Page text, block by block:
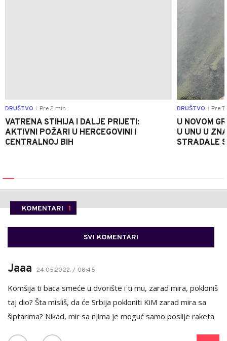
DRUŠTVO Pre 2 min
VATRENA STIHIJA I DALJE PRIJETI:
AKTIVNI POŽARI U HERCEGOVINI I
CENTRALNOJ BIH
DRUŠTVO Pre
U NOVOM
U UNU U
STRADALE
KOMENTARI 1
SVI KOMENTARI
Jaaa 24.05.2022. / 08:45
Komšija ti baca smeće u dvorište i ti mu, zarad mira, pokloniš
taj dio? Šta misliš, da će Srbija pokloniti KiM zarad mira sa
šiptarima? Nikad, mir sa njima je moguć samo poslije raketa